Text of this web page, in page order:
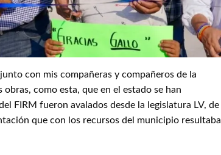
con mis compañeras y compañeros de la
como esta, que en el estado se han
FIRM fueron avalados desde la legislatura LV, de
que con los recursos del municipio resultaba